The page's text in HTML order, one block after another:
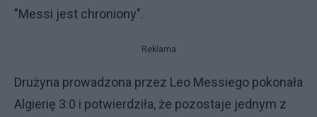
"Messi jest chroniony".
Reklama
Drużyna prowadzona przez Leo Messiego pokonała
Algierię 3:0 i potwierdziła, że pozostaje jednym z